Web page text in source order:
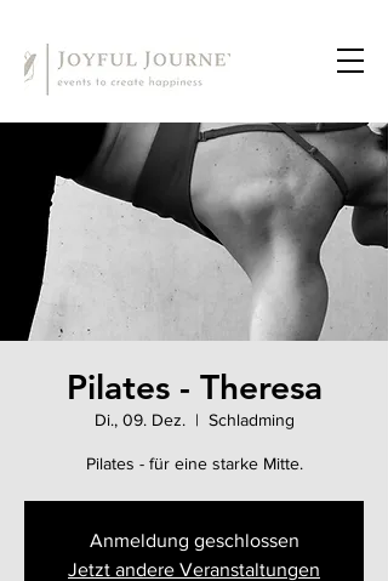
Pilates - Theresa
Di., 09. Dez.
  |
Schladming
Pilates - für eine starke Mitte.
Anmeldung geschlossen
Jetzt andere Veranstaltungen